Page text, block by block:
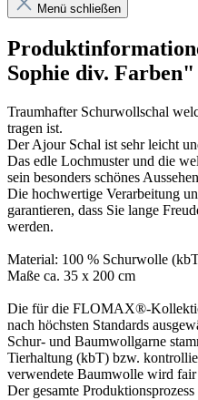
Menü schließen
Sophie div. Farben"
Traumhafter Schurwollschal
tragen ist.
Der Ajour Schal ist sehr leicht
Das edle Lochmuster und die
sein besonders schönes
Die hochwertige Verarbeitung
garantieren, dass Sie lange
werden.
Material: 100 % Schurwolle
Maße ca. 35 x 200 cm
Die für die FLOMAX®-
nach höchsten Standards
Schur- und Baumwollgarne
Tierhaltung (kbT) bzw.
verwendete Baumwolle wird fair
Der gesamte